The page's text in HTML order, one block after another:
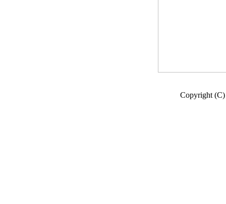
Copyright